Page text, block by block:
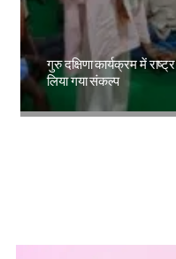
गुरु दक्षिणा कार्यक्रम में
लिया गया संकल्प